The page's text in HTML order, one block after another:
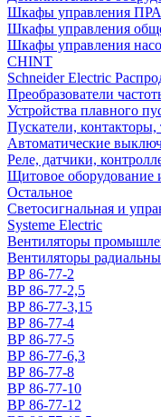
Шкафы управления
Шкафы управления
Шкафы управления
CHINT
Schneider Electric
Преобразователи
Устройства плавного
Пускатели, контакторы,
Автоматические
Реле, датчики,
Щитовое оборудование
Остальное
Светосигнальная и
Systeme Electric
Вентиляторы
Вентиляторы
ВР 86-77-2
ВР 86-77-2,5
ВР 86-77-3,15
ВР 86-77-4
ВР 86-77-5
ВР 86-77-6,3
ВР 86-77-8
ВР 86-77-10
ВР 86-77-12